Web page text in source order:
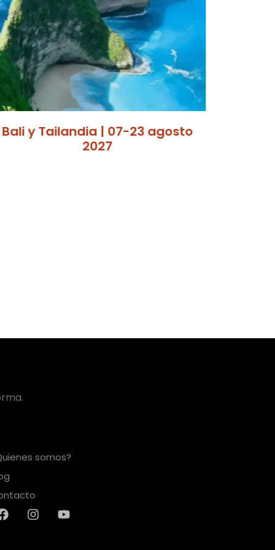
Bali y Tailandia | 07-23 agosto
2027
somos?